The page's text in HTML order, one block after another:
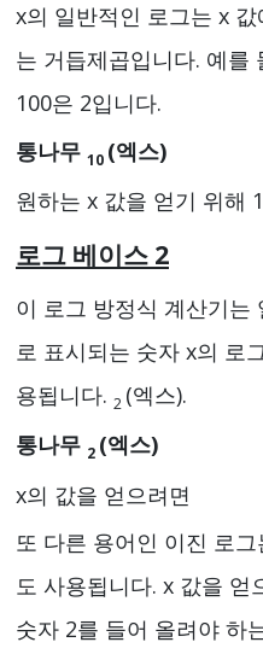
x의 일반적인 로그는 x
는 거듭제곱입니다. 예를
100은 2입니다.
통나무 10 (엑스)
원하는 x 값을 얻기 위해
로그 베이스 2
이 로그 방정식 계산기
로 표시되는 숫자 x의 로
용됩니다. 2 (엑스).
통나무 2 (엑스)
x의 값을 얻으려면
또 다른 용어인 이진 로
도 사용됩니다. x 값을 얻
숫자 2를 들어 올려야 하